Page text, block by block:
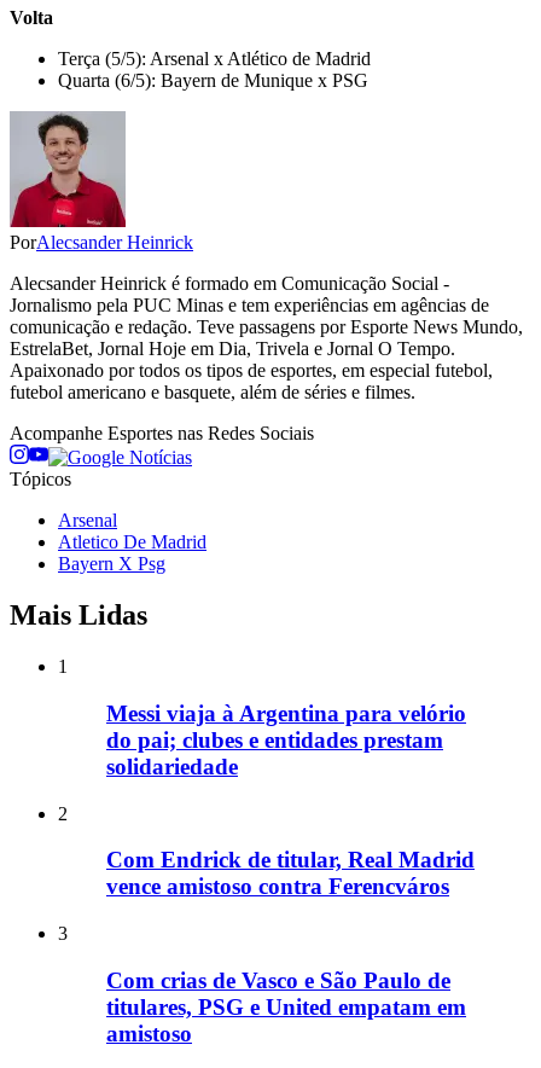
Volta
Terça (5/5): Arsenal x Atlético de Madrid
Quarta (6/5): Bayern de Munique x PSG
PorAlecsander Heinrick
Alecsander Heinrick é formado em Comunicação Social -
Jornalismo pela PUC Minas e tem experiências em agências de
comunicação e redação. Teve passagens por Esporte News Mundo,
EstrelaBet, Jornal Hoje em Dia, Trivela e Jornal O Tempo.
Apaixonado por todos os tipos de esportes, em especial futebol,
futebol americano e basquete, além de séries e filmes.
Acompanhe Esportes nas Redes Sociais
Tópicos
Arsenal
Atletico De Madrid
Bayern X Psg
Mais Lidas
1
Messi viaja à Argentina para velório
do pai; clubes e entidades prestam
solidariedade
2
Com Endrick de titular, Real Madrid
vence amistoso contra Ferencváros
3
Com crias de Vasco e São Paulo de
titulares, PSG e United empatam em
amistoso